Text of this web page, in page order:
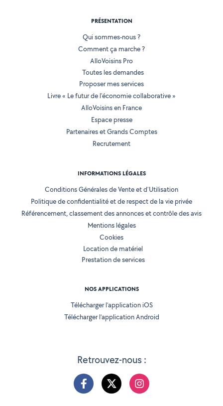
Retrouvez-nous :
PRÉSENTATION
Qui sommes-nous ?
Comment ça marche ?
AlloVoisins Pro
Toutes les demandes
Proposer mes services
Livre « Le futur de l'économie collaborative »
AlloVoisins en France
Espace presse
Partenaires et Grands Comptes
Recrutement
INFORMATIONS LÉGALES
Conditions Générales de Vente et d'Utilisation
Politique de confidentialité et de respect de la vie privée
Référencement, classement des annonces et contrôle des avis
Mentions légales
Cookies
Location de matériel
Prestation de services
NOS APPLICATIONS
Télécharger l’application iOS
Télécharger l’application Android